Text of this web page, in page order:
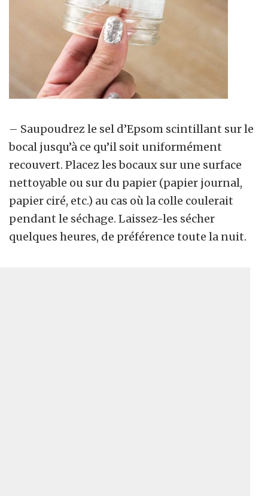
– Saupoudrez le sel d’Epsom scintillant sur le
bocal jusqu’à ce qu’il soit uniformément
recouvert. Placez les bocaux sur une surface
nettoyable ou sur du papier (papier journal,
papier ciré, etc.) au cas où la colle coulerait
pendant le séchage. Laissez-les sécher
quelques heures, de préférence toute la nuit.